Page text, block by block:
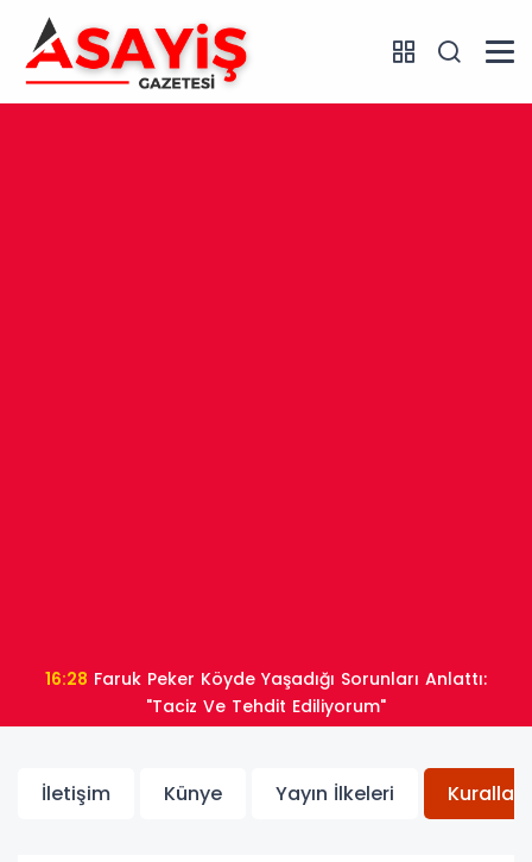
16:28
"Taciz Ve Tehdit Ediliyorum"
İletişim Künye Yayın İlkeleri Kurallar